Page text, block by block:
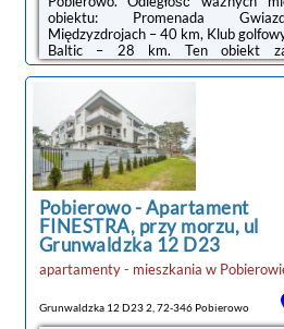
obiektu: Promenada
Międzyzdrojach – 40 km, Klub
Baltic – 28 km. Ten obiekt
bezpłatne Wi-Fi. Na terenie obiektu
jest też prywatny parking. W
m od obiektu znajduje się
Pobierowo.Oferta apartamentu
sypialnię (1), salon, aneks kuchenny z
wyposażeniem, w tym lodówką i
do kawy, a także łazienkę (1) z
oraz bezpłatnym zestawem
apartamencie zapewniono ...
Pobierowo-Apartament
FINESTRA, przy morzu, ul
Grunwaldzka 12 D23
apartamenty - mieszkania w
Grunwaldzka 12 D23 2, 72-346 Pobierowo